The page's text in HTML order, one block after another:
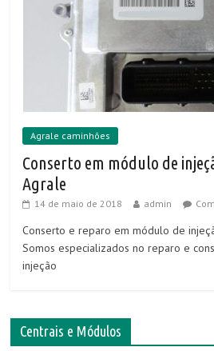
Agrale caminhões
Conserto em módulo de
Agrale
14 de maio de 2018 admin
Conserto e reparo em módulo de
Somos especializados no reparo e
injeção
Centrais e Módulos